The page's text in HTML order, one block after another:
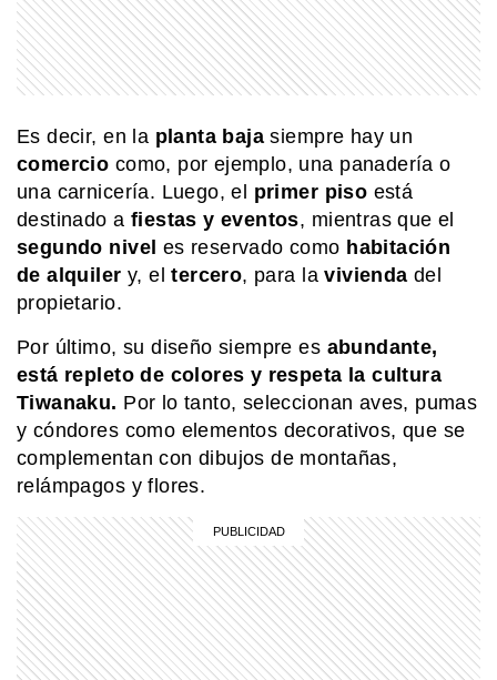
Es decir, en la planta baja siempre hay un
comercio como, por ejemplo, una panadería o
una carnicería. Luego, el primer piso está
destinado a fiestas y eventos, mientras que el
segundo nivel es reservado como habitación
de alquiler y, eltercero, para lavivienda del
propietario.
Por último, su diseño siempre es abundante,
está repleto de colores y respeta la cultura
Tiwanaku. Por lo tanto, seleccionan aves, pumas
y cóndores como elementos decorativos, que se
complementan con dibujos de montañas,
relámpagos y flores.
MI PAIS
Existe un pueblo argentino en Salta
que solo se puede visitar por vía
terrestre si pasás por Bolivia
MI PAIS
24 de junio: la increíble coincidencia
entre Fangio y Sabato
Crianza 2.0: qué son las vacunas y
PERSONAS
Luis Monti: el futbolista que vistió la
camiseta de Argentina e Italia y pasó
a la historia como el único jugador en
disputar dos finales de Copa del
Mundo
Mar, golfo, bahía y estrecho: ¿cómo se
diferencian?
EL MUNDO
Martín pescador oriental: el pájaro
diminuto que sorprende con sus